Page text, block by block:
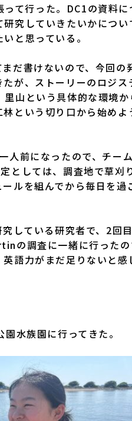
て行った。DC1の資料に
究していきたいかについ
と思っている。
だ書けないので、今回の
が、ストーリーのロジス
山という具体的な環境か
という切り口から始めよ
人前になったので、チー
としては、調査地で草刈
ルを組んでから毎日を過
している研究者で、2回
の調査に一緒に行った
語力がまだ足りないと感
水族園に行ってきた。